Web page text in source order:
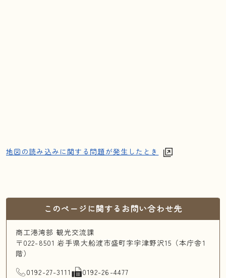
地図の読み込みに関する問題が発生したとき
このページに関するお問い合わせ先
商工港湾部 観光交流課
〒022-8501 岩手県大船渡市盛町字宇津野沢15（本庁舎1
階）
TEL
0192-27-3111 FAX
0192-26-4477